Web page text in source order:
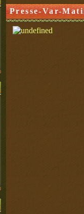
Presse-Var-